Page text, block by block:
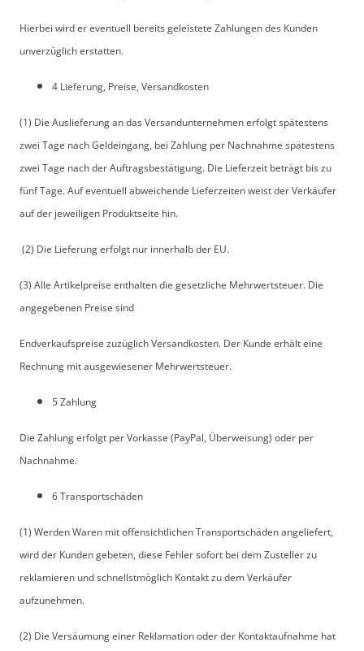
Hierbei wird er eventuell bereits geleistete Zahlungen des Kunden
unverzüglich erstatten.
4 Lieferung, Preise, Versandkosten
(1) Die Auslieferung an das Versandunternehmen erfolgt spätestens
zwei Tage nach Geldeingang, bei Zahlung per Nachnahme spätestens
zwei Tage nach der Auftragsbestätigung. Die Lieferzeit beträgt bis zu
fünf Tage. Auf eventuell abweichende Lieferzeiten weist der Verkäufer
auf der jeweiligen Produktseite hin.
(2) Die Lieferung erfolgt nur innerhalb der EU.
(3) Alle Artikelpreise enthalten die gesetzliche Mehrwertsteuer. Die
angegebenen Preise sind
Endverkaufspreise zuzüglich Versandkosten. Der Kunde erhält eine
Rechnung mit ausgewiesener Mehrwertsteuer.
5 Zahlung
Die Zahlung erfolgt per Vorkasse (PayPal, Überweisung) oder per
Nachnahme.
6 Transportschäden
(1) Werden Waren mit offensichtlichen Transportschäden angeliefert,
wird der Kunden gebeten, diese Fehler sofort bei dem Zusteller zu
reklamieren und schnellstmöglich Kontakt zu dem Verkäufer
aufzunehmen.
(2) Die Versäumung einer Reklamation oder der Kontaktaufnahme hat